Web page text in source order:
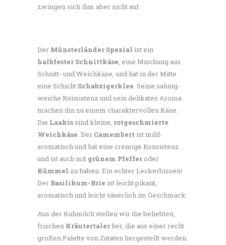
zwingen sich ihm aber nicht auf.
Der Münsterländer Spezial ist ein
halbfester Schnittkäse, eine Mischung aus
Schnitt- und Weichkäse, und hat in der Mitte
eine Schicht Schabzigerklee. Seine sahnig-
weiche Konsistenz und sein delikates Aroma
machen ihn zu einem charaktervollen Käse.
Die Laakissind kleine, rotgeschmierte
Weichkäse. Der Camembert ist mild-
aromatisch und hat eine cremige Konsistenz
und ist auch mit grünem Pfefferoder
Kümmel zu haben. Ein echter Leckerbissen!
Der Basilikum-Brie ist leicht pikant,
aromatisch und leicht säuerlich im Geschmack.
Aus der Kuhmilch stellen wir die beliebten,
frischen Kräutertalerher, die aus einer recht
großen Palette von Zutaten hergestellt werden.